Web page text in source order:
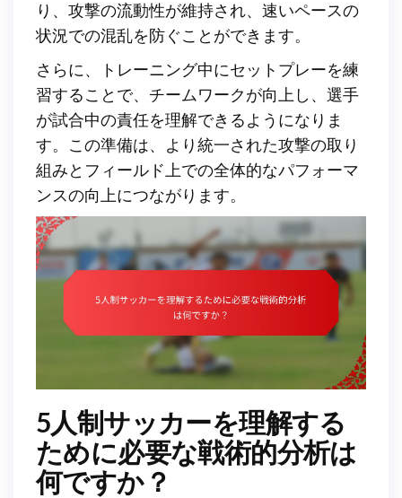
り、攻撃の流動性が維持され、速いペースの
状況での混乱を防ぐことができます。
さらに、トレーニング中にセットプレーを練
習することで、チームワークが向上し、選手
が試合中の責任を理解できるようになりま
す。この準備は、より統一された攻撃の取り
組みとフィールド上での全体的なパフォーマ
ンスの向上につながります。
5人制サッカーを理解する
ために必要な戦術的分析は
何ですか？